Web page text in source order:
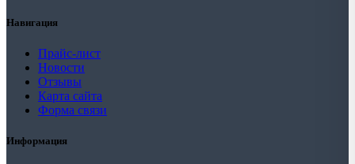
Навигация
Прайс-лист
Новости
Отзывы
Карта сайта
Форма связи
Информация